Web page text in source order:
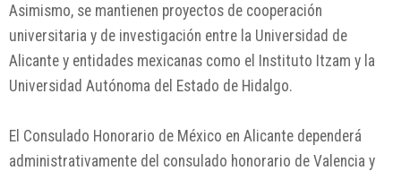
Asimismo, se mantienen proyectos de cooperación
universitaria y de investigación entre la Universidad de
Alicante y entidades mexicanas como el Instituto Itzam y la
Universidad Autónoma del Estado de Hidalgo.
El Consulado Honorario de México en Alicante dependerá
administrativamente del consulado honorario de Valencia y